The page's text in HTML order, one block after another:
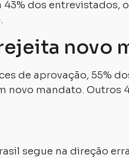
43% dos entrevistados,
novo
de aprovação, 55%
novo mandato. Outros
segue na direção